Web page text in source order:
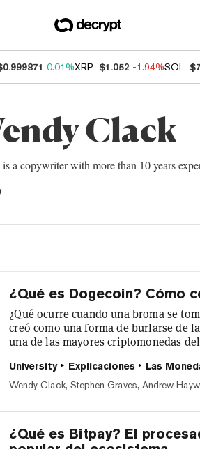
0.01%XRP $1.052 -1.94%SOL
Clack
a copywriter with more than 10 years
¿Qué es Dogecoin? Cómo
¿Qué ocurre cuando una broma se
creó como una forma de burlarse de
una de las mayores criptomonedas
de Internet "doge". Comenzó como
rápidamente creó una comunidad de entusiastas. Ha
University Explicaciones Las
Wendy Clack, Stephen Graves, Andrew
¿Qué es Bitpay? El